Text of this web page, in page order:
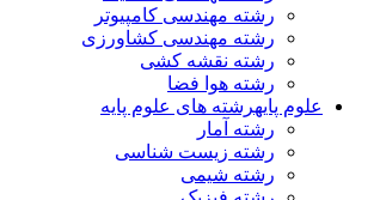
رشته مهندسی کامپیوتر
رشته مهندسی کشاورزی
رشته نقشه کشی
رشته هوا فضا
علوم پایهرشته های علوم پایه
رشته آمار
رشته زیست شناسی
رشته شیمی